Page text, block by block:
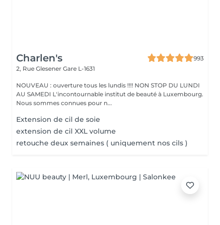
Charlen's
993
2, Rue Glesener Gare L-1631
NOUVEAU : ouverture tous les lundis !!!! NON STOP DU LUNDI
AU SAMEDI L'incontournable institut de beauté à Luxembourg.
Nous sommes connues pour n...
Extension de cil de soie
extension de cil XXL volume
retouche deux semaines ( uniquement nos cils )